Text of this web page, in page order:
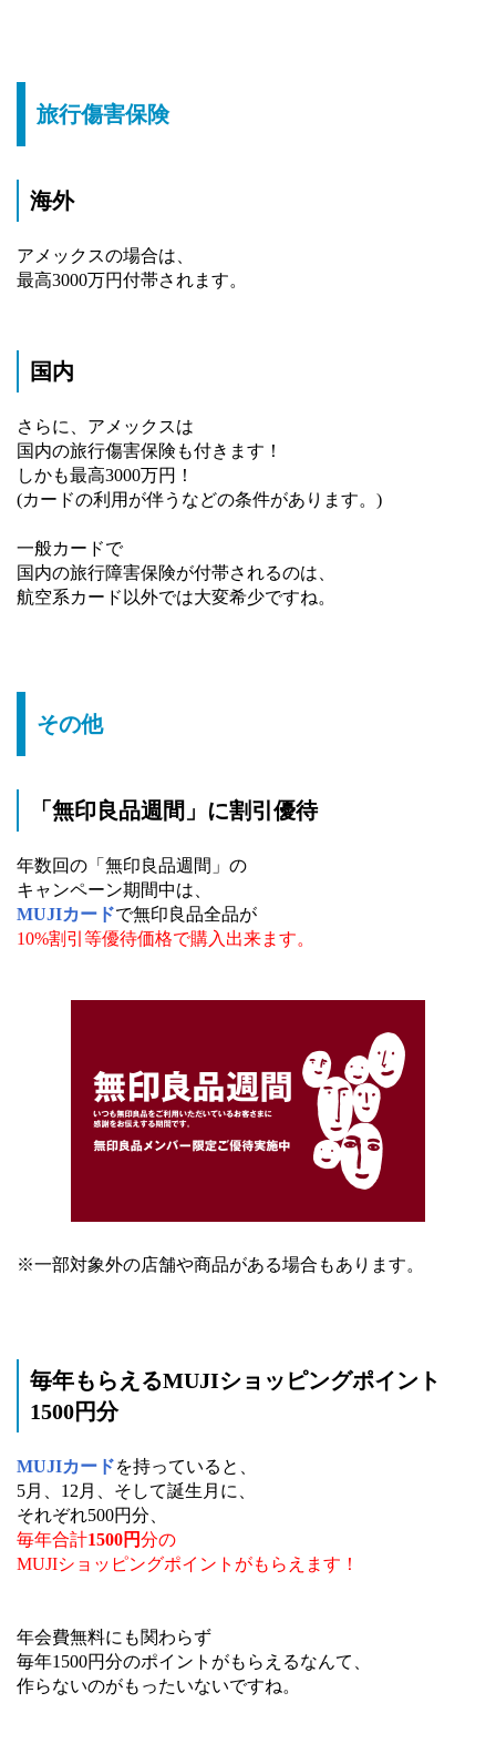
旅行傷害保険
海外
アメックスの場合は、
最高3000万円付帯されます。
国内
さらに、アメックスは
国内の旅行傷害保険も付きます！
しかも最高3000万円！
(カードの利用が伴うなどの条件があります。)
一般カードで
国内の旅行障害保険が付帯されるのは、
航空系カード以外では大変希少ですね。
その他
「無印良品週間」に割引優待
年数回の「無印良品週間」の
キャンペーン期間中は、
MUJIカードで無印良品全品が
10%割引等優待価格で購入出来ます。
※一部対象外の店舗や商品がある場合もあります。
毎年もらえるMUJIショッピングポイント
1500円分
MUJIカードを持っていると、
5月、12月、そして誕生月に、
それぞれ500円分、
毎年合計1500円分の
MUJIショッピングポイントがもらえます！
年会費無料にも関わらず
毎年1500円分のポイントがもらえるなんて、
作らないのがもったいないですね。